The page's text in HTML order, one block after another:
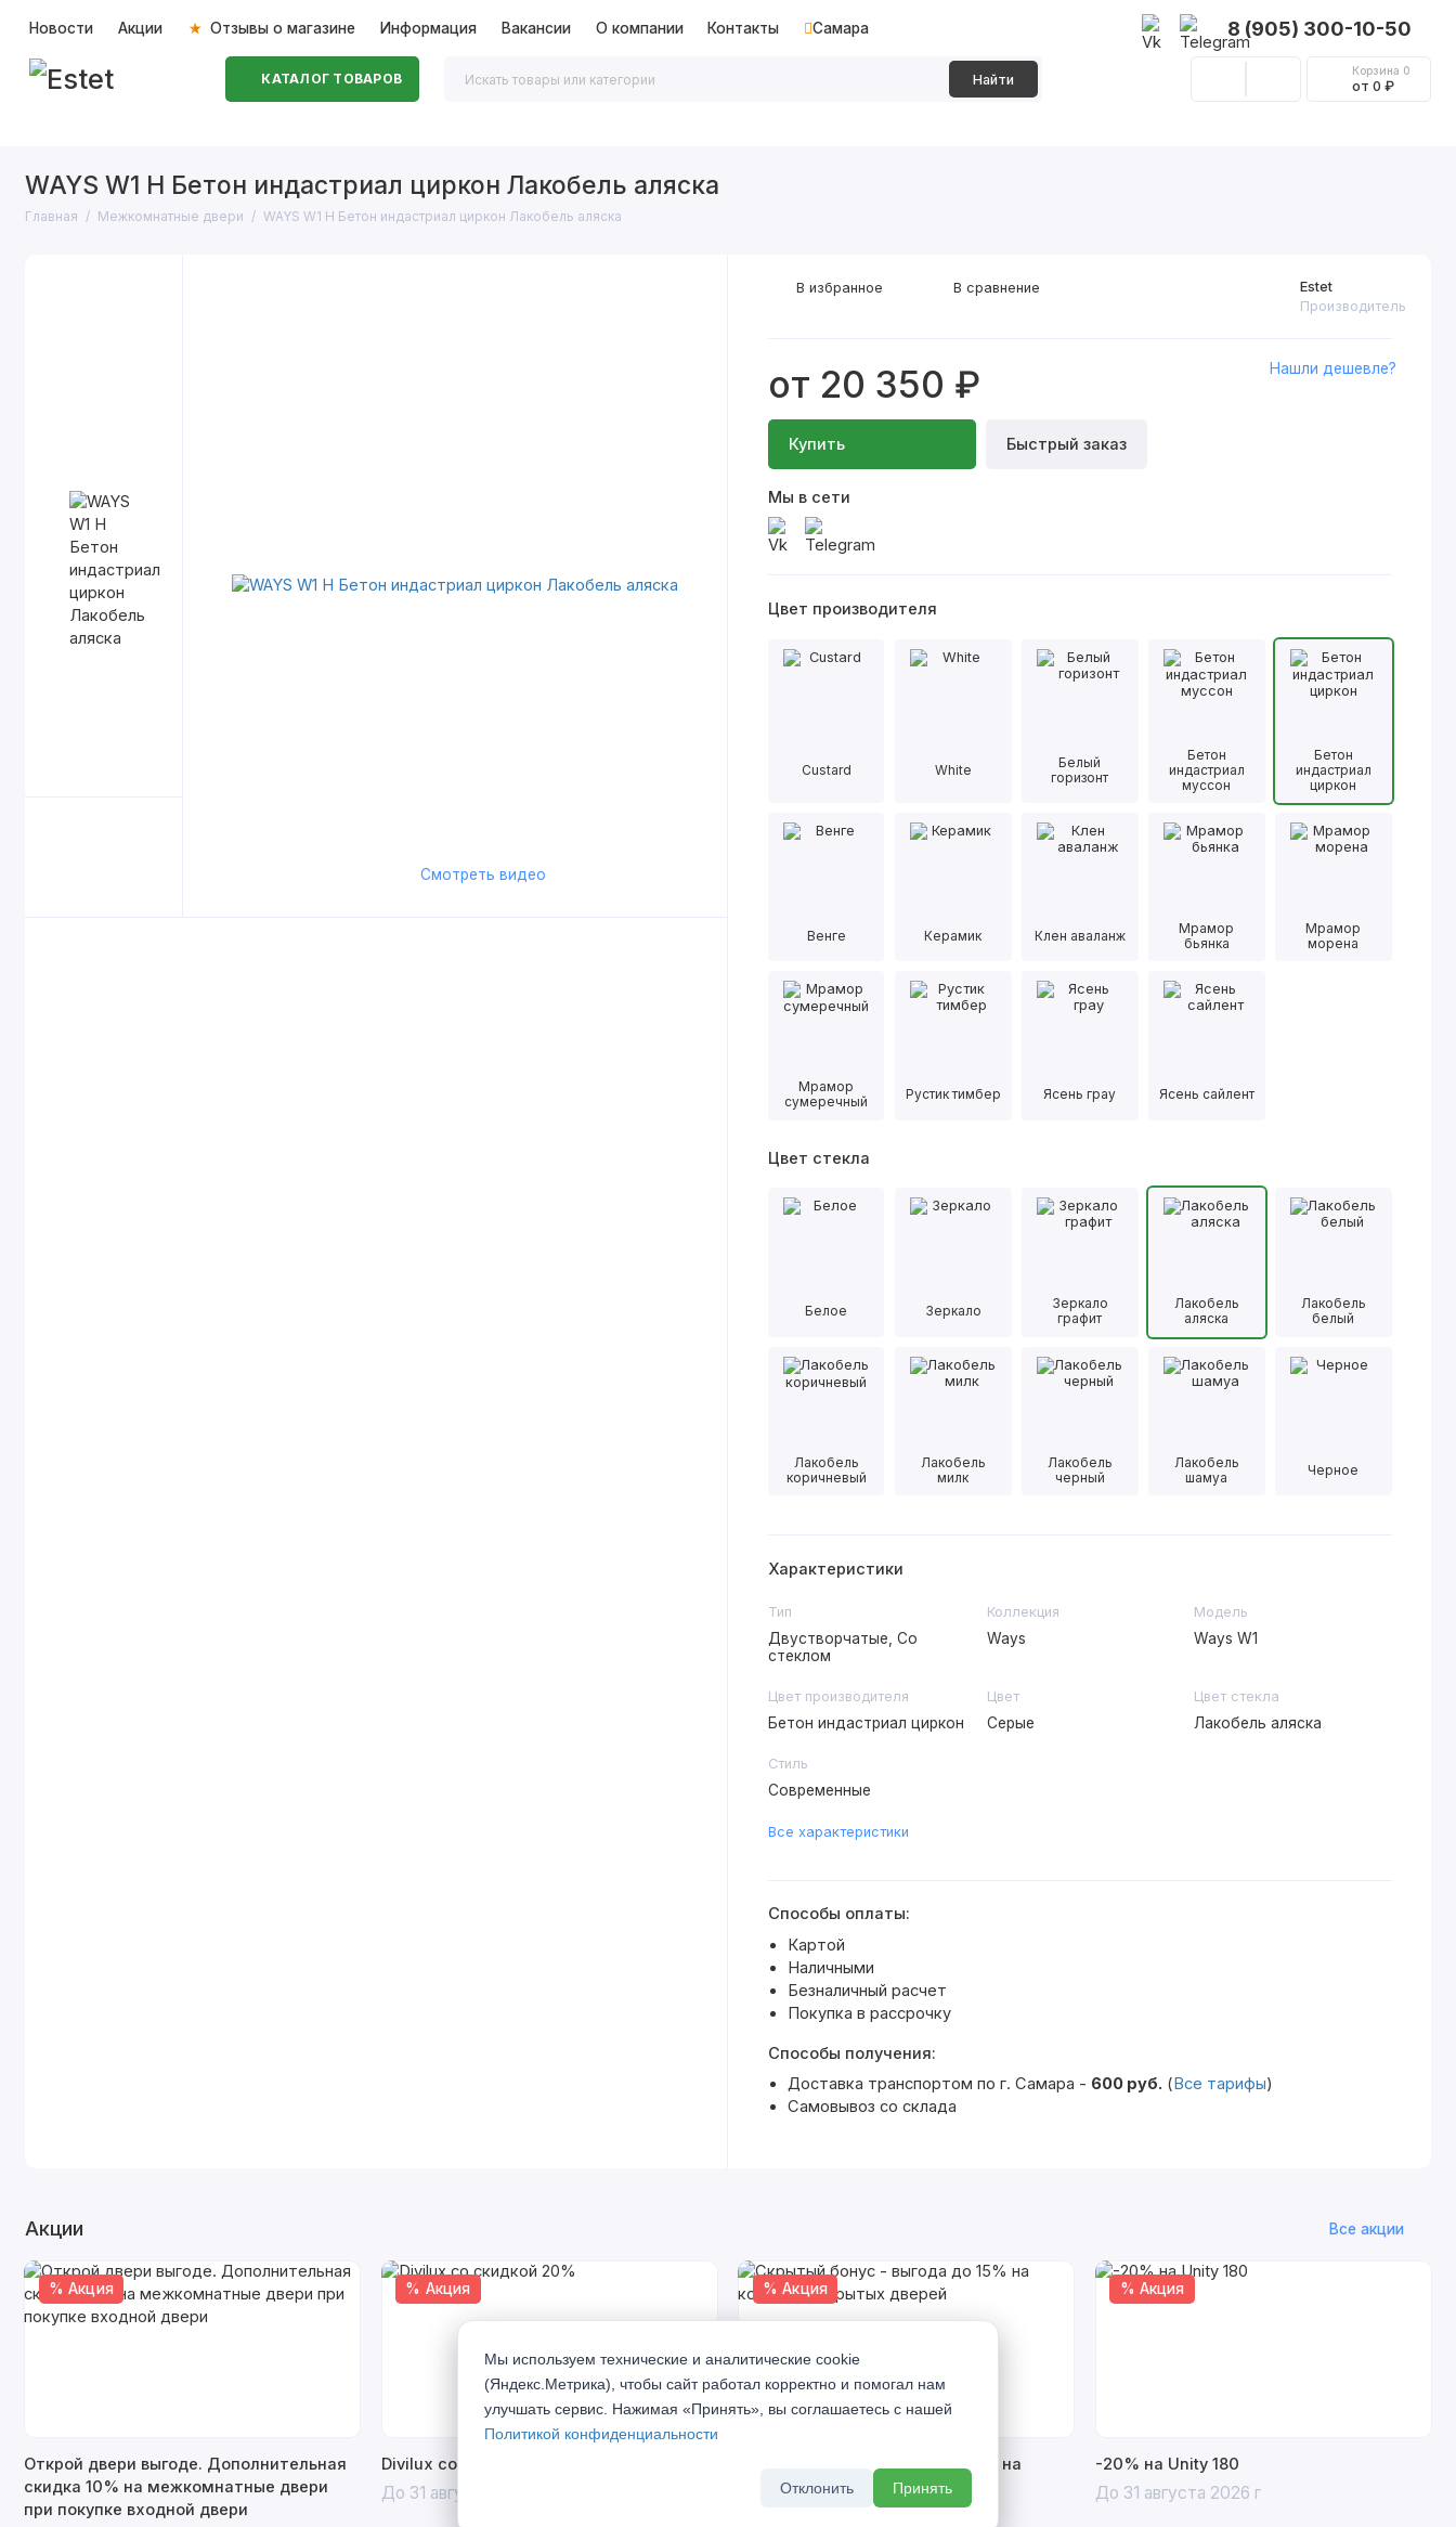
Новости Акции Отзывы о магазине Информация Вакансии О компании Контакты Самара 8 (905) 300-10-50
КАТАЛОГ ТОВАРОВ Найти
Корзина 0
от 0 ₽
WAYS W1 H Бетон индастриал циркон Лакобель аляска
Главная Межкомнатные двери WAYS W1 H Бетон индастриал циркон Лакобель аляска
Смотреть видео
Estet
Производитель
от 20 350 ₽
Купить Быстрый заказ
Нашли дешевле?
Мы в сети
В избранное В сравнение
Цвет производителя
Custard White
Белый
горизонт
Бетон
индастриал
муссон
Бетон
индастриал
циркон
Венге Керамик Клен аваланж
Мрамор
бьянка
Мрамор
морена
Мрамор
сумеречный
Рустик тимбер Ясень грау Ясень сайлент
Цвет стекла
Белое Зеркало
Зеркало
графит
Лакобель
аляска
Лакобель
белый
Лакобель
коричневый
Лакобель
милк
Лакобель
черный
Лакобель
шамуа
Черное
Характеристики
Тип
Двустворчатые, Со
стеклом
Коллекция
Ways
Модель
Ways W1
Цвет производителя
Бетон индастриал циркон
Цвет
Серые
Цвет стекла
Лакобель аляска
Стиль
Современные
Все характеристики
Способы оплаты:
Картой
Наличными
Безналичный расчет
Покупка в рассрочку
Способы получения:
Доставка транспортом по г. Самара - 600 руб. (Все тарифы)
Самовывоз со склада
Акции Все акции
% Акция
Открой двери выгоде. Дополнительная
скидка 10% на межкомнатные двери
при покупке входной двери
% Акция
Divilux со скидкой 20%
До 31 августа 2026 г
% Акция
Скрытый бонус - выгода до 15% на
комплект скрытых дверей
% Акция
-20% на Unity 180
До 31 августа 2026 г
Мы используем технические и аналитические cookie
(Яндекс.Метрика), чтобы сайт работал корректно и помогал нам
улучшать сервис. Нажимая «Принять», вы соглашаетесь с нашей
Политикой конфиденциальности
Отклонить Принять